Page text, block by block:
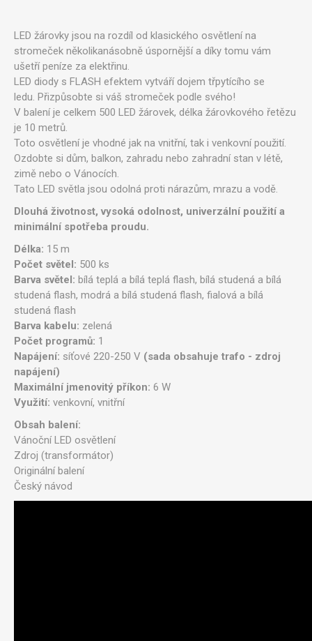
LED žárovky jsou na rozdíl od klasického osvětlení na
stromeček několikanásobně úspornější a díky tomu vám
ušetří peníze za elektřinu.
LED diody s FLASH efektem vytváří dojem třpytícího se
ledu. Přizpůsobte si váš stromeček podle svého!
V balení je celkem 500 LED žárovek, délka žárovkového řetězu
je 10 metrů.
Toto osvětlení je vhodné jak na vnitřní, tak i venkovní použití.
Ozdobte si dům, balkon, zahradu nebo zahradní stan v létě,
zimě nebo o Vánocích.
Tato LED světla jsou odolná proti nárazům, mrazu a vodě.
Dlouhá životnost, vysoká odolnost, univerzální použití a
minimální spotřeba proudu.
Délka: 15 m
Počet světel: 500 ks
Barva světel: bílá teplá a bílá teplá flash, bílá studená a bílá
studená flash, modrá a bílá studená flash, fialová a bílá
studená flash
Barva kabelu: zelená
Počet programů: 1
Napájení: síťové 220-250 V (sada obsahuje trafo - zdroj
napájení)
Maximální jmenovitý příkon: 6 W
Využití: venkovní, vnitřní
Obsah balení:
Vánoční LED osvětlení
Zdroj (transformátor)
Originální balení
Český návod